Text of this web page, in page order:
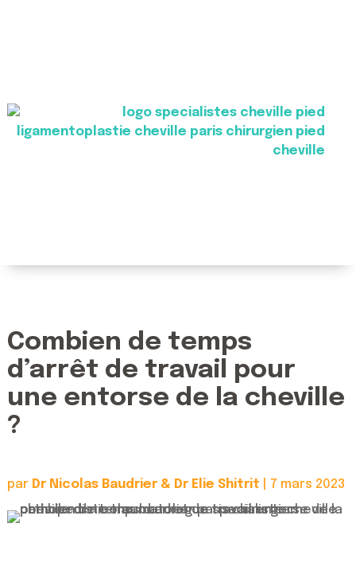
Combien de temps
d’arrêt de travail pour
une entorse de la cheville
?
par Dr Nicolas Baudrier & Dr Elie Shitrit 7 mars 2023